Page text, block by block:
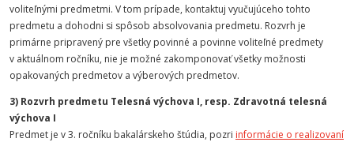
voliteľnými predmetmi. V tom prípade, kontaktuj vyučujúceho tohto
predmetu a dohodni si spôsob absolvovania predmetu. Rozvrh je
primárne pripravený pre všetky povinné a povinne voliteľné predmety
v aktuálnom ročníku, nie je možné zakomponovať všetky možnosti
opakovaných predmetov a výberových predmetov.
3) Rozvrh predmetu Telesná výchova I, resp. Zdravotná telesná
výchova I
Predmet je v 3. ročníku bakalárskeho štúdia, pozri informácie o realizovaní